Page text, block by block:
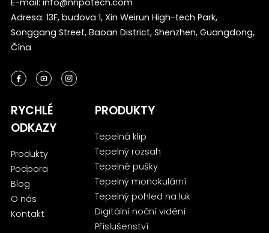
E-mail: info@nnpotech.com
Adresa: 13F, budova 1, Xin Weirun High-tech Park,
Songgang Street, Baoan District, Shenzhen, Guangdong,
Čína
RYCHLÉ
ODKAZY
Produkty
Podpora
Blog
O nás
Kontakt
PRODUKTY
Tepelná klip
Tepelný rozsah
Tepelné pušky
Tepelný monokulární
Tepelný pohled na luk
Digitální noční vidění
Příslušenství